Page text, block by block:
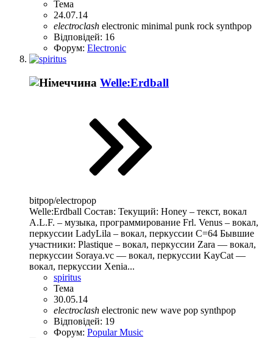
Тема
24.07.14
electroclash electronic minimal punk rock synthpop
Відповідей: 16
Форум: Electronic
Welle:Erdball
bitpop/electropop
Welle:Erdball Состав: Текущий: Honey – текст, вокал
A.L.F. – музыка, программирование Frl. Venus – вокал,
перкуссии LadyLila – вокал, перкуссии C=64 Бывшие
участники: Plastique – вокал, перкуссии Zara — вокал,
перкуссии Soraya.vc — вокал, перкуссии KayCat —
вокал, перкуссии Xenia...
spiritus
Тема
30.05.14
electroclash electronic new wave pop synthpop
Відповідей: 19
Форум: Popular Music